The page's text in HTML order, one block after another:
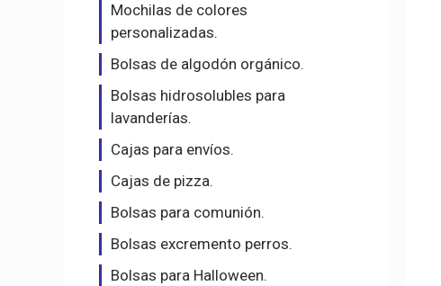
Mochilas de colores
personalizadas.
Bolsas de algodón orgánico.
Bolsas hidrosolubles para
lavanderías.
Cajas para envíos.
Cajas de pizza.
Bolsas para comunión.
Bolsas excremento perros.
Bolsas para Halloween.